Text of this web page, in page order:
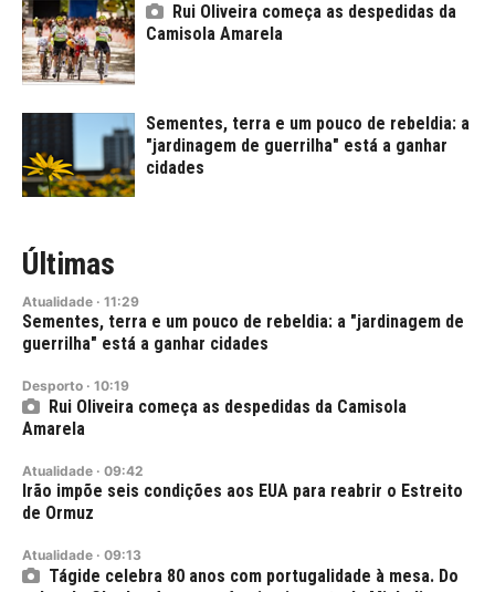
Rui Oliveira começa as despedidas da
Camisola Amarela
Sementes, terra e um pouco de rebeldia: a
"jardinagem de guerrilha" está a ganhar
cidades
Últimas
Atualidade · 11:29
Sementes, terra e um pouco de rebeldia: a "jardinagem de
guerrilha" está a ganhar cidades
Desporto · 10:19
Rui Oliveira começa as despedidas da Camisola
Amarela
Atualidade · 09:42
Irão impõe seis condições aos EUA para reabrir o Estreito
de Ormuz
Atualidade · 09:13
Tágide celebra 80 anos com portugalidade à mesa. Do